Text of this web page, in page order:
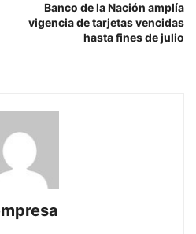
Banco de la Nación amplía
vigencia de tarjetas vencidas
hasta fines de julio